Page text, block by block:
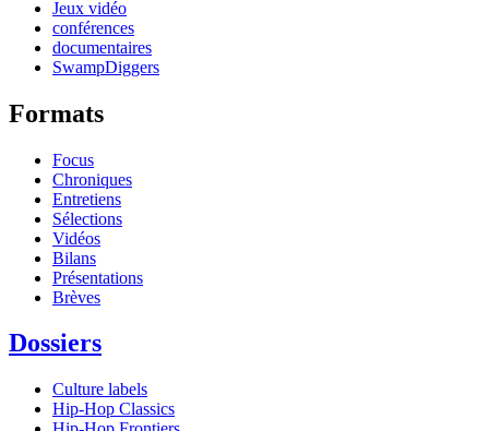
Jeux vidéo
conférences
documentaires
SwampDiggers
Formats
Focus
Chroniques
Entretiens
Sélections
Vidéos
Bilans
Présentations
Brèves
Dossiers
Culture labels
Hip-Hop Classics